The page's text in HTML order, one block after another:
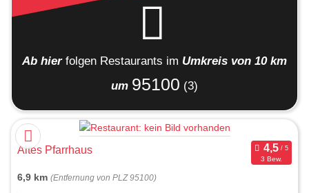
Ab hier folgen Restaurants im Umkreis von 10 km
um 95100 (3)
Altes Pfarrhaus
3 Bew.
6,9 km (Entfernung von PLZ 95100)